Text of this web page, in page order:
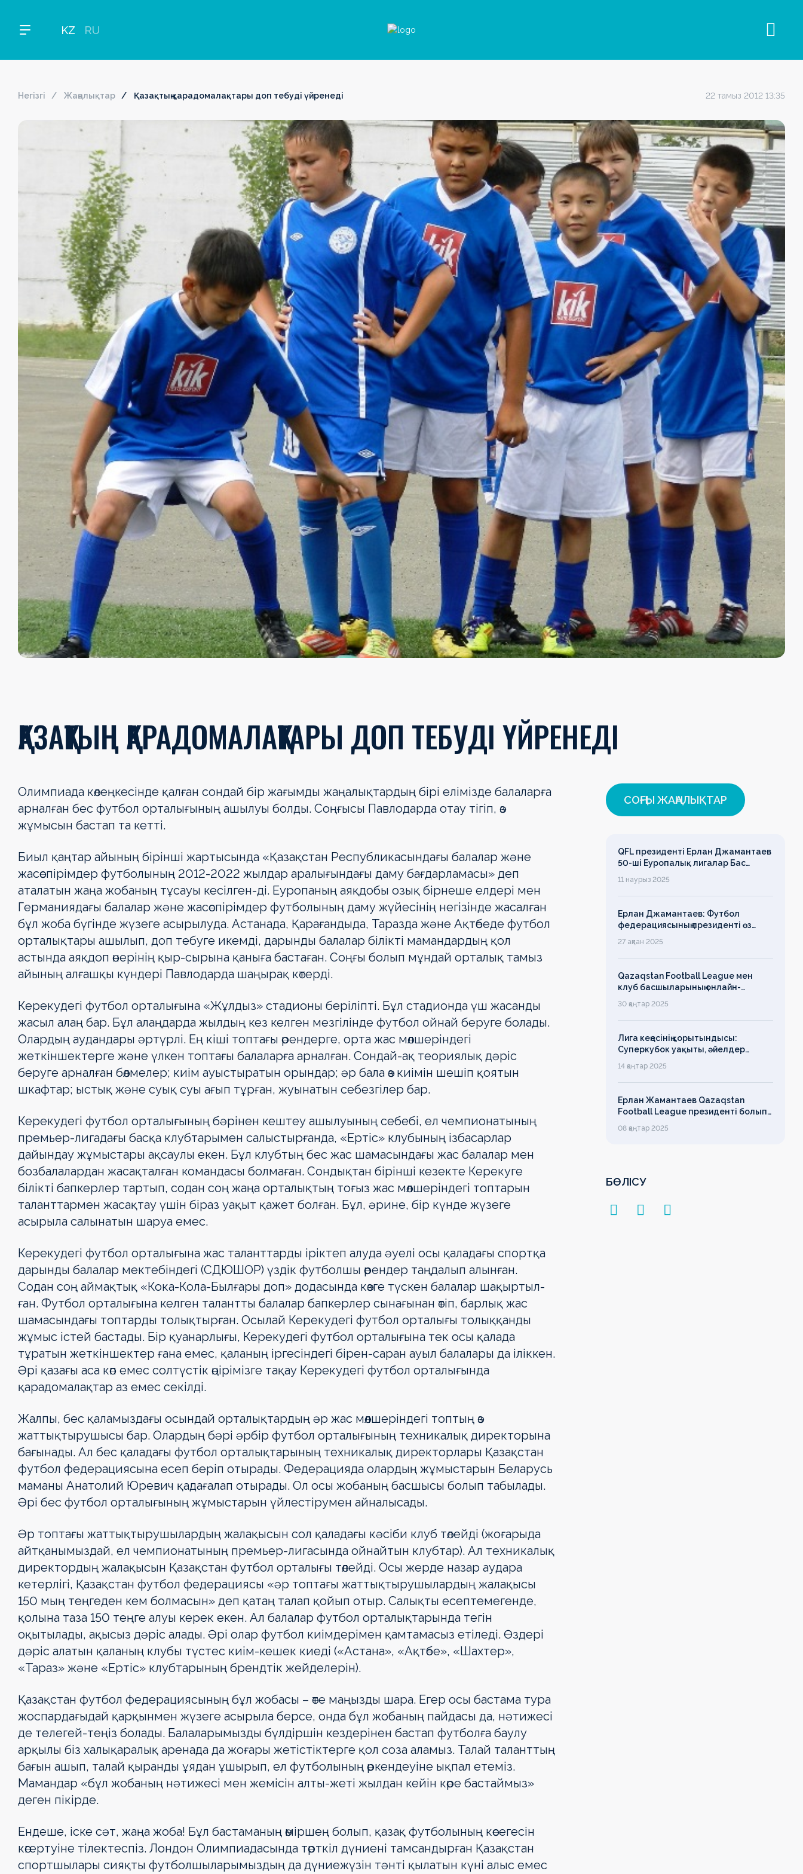
KZ RU
OLIMPBET
ПРЕМЬЕР-
Жаңалықтар
1XBET
БІРІНШІ
Жаңалықтар
OLIMPBET
КУБОК
Жаңалықтар
Күнтізбе
ЕКІНШІ
ЛИГА
Жаңалықтар
Күнтізбе
OLIMPBET
СУПЕРКУБОК
Жаңалықтар
Күнтізбе
ӘЙЕЛДЕР
ЛИГАСЫ
Жаңалықтар
Күнтізбе
ӘЙЕЛДЕР
КУБОГЫ
Жаңалықтар
Күнтізбе
1ХВЕТ ЛИГА
КУБОГЫ
Жаңалықтар
Күнтізбе
Басшылық
Негізгі Жаңалықтар Қазақтың қарадомалақтары доп тебуді үйренеді 22 тамыз 2012 13:35
ҚАЗАҚТЫҢ ҚАРАДОМАЛАҚТАРЫ ДОП ТЕБУДІ ҮЙРЕНЕДІ
Олимпиада көлеңкесінде қалған сондай бір жағымды жаңалықтардың бірі елімізде балаларға
арналған бес футбол орталығының ашылуы болды. Соңғысы Павлодарда отау тігіп, өз
жұмысын бастап та кетті.
Биыл қаңтар айының бірінші жар­ты­сын­да «Қазақстан Республикасындағы бала­лар және
жасөспірімдер футболының 2012-2022 жылдар аралығындағы даму бағ­дарламасы» деп
аталатын жаңа жобаның тұсауы кесілген-ді. Еуропаның аяқ­добы озық бірнеше елдері мен
Гер­маниядағы балалар және жасөс­пі­рім­дер футболының даму жүйесінің негізінде жасалған
бұл жоба бүгінде жүзеге асы­ры­луда. Астанада, Қарағандыда, Таразда және Ақтөбеде футбол
орталықтары ашы­лып, доп тебуге икемді, дарынды балалар білікті мамандардың қол
астында аяқдоп өнерінің қыр-сырына қаныға бастаған. Соңғы болып мұндай орталық тамыз
айы­ның алғашқы күндері Павлодарда ша­ңы­рақ көтерді.
Керекудегі футбол орталығына «Жұл­дыз» стадионы беріліпті. Бұл стадионда үш жасанды
жасыл алаң бар. Бұл алаңдарда жылдың кез келген мезгілінде футбол ойнай беруге болады.
Олардың аудандары әртүрлі. Ең кіші топтағы өрендерге, орта жас мөлшеріндегі
жеткіншектерге және үлкен топтағы балаларға арналған. Сон­дай-ақ теориялық дәріс
беруге арналған бөлмелер; киім ауыстыратын орындар; әр бала өз киімін шешіп қоятын
шкафтар; ыстық және суық суы ағып тұрған, жуы­на­тын себезгілер бар.
Керекудегі футбол орталығының бәрі­нен кештеу ашылуының себебі, ел чем­пио­на­тының
премьер-лигадағы басқа клуб­та­рымен салыстырғанда, «Ертіс» клубының ізбасарлар
дайындау жұмыстары ақсаулы екен. Бұл клубтың бес жас шамасындағы жас балалар мен
бозбалалардан жасақтал­ған командасы болмаған. Сондықтан бірінші кезекте Керекуге
білікті бапкерлер тартып, содан соң жаңа орталықтың тоғыз жас мөлшеріндегі топтарын
таланттармен жасақтау үшін біраз уақыт қажет болған. Бұл, әрине, бір күнде жүзеге
асырыла салынатын шаруа емес.
Керекудегі футбол орталығына жас талант­тарды іріктеп алуда әуелі осы қала­да­ғы спортқа
дарынды балалар мек­те­біндегі (СДЮШОР) үздік футболшы өрен­дер таңдалып алынған.
Содан соң ай­мақ­тық «Кока-Кола-Былғары доп» дода­сында көзге түскен балалар шақыр­тыл­
ған. Футбол орталығына келген талант­ты балалар бапкерлер сынағынан өтіп, бар­лық жас
шамасындағы топтарды толық­тырған. Осылай Керекудегі футбол орталығы толыққанды
жұмыс істей бас­тады. Бір қуанарлығы, Керекудегі футбол орталығына тек осы қалада
тұратын жет­кіншектер ғана емес, қаланың іргесін­дегі бірен-саран ауыл балалары да іліккен.
Әрі қазағы аса көп емес солтүстік өңірімізге тақау Керекудегі футбол орталығында
қарадомалақтар аз емес секілді.
Жалпы, бес қаламыздағы осындай орта­лықтардың әр жас мөлшеріндегі топтың өз
жаттықтырушысы бар. Олардың бәрі әрбір футбол орталығының техни­ка­лық директорына
бағынады. Ал бес қаладағы футбол орталықтарының техни­калық директорлары Қазақстан
футбол федерациясына есеп беріп отырады. Федерацияда олардың жұмыстарын Бела­русь
маманы Анатолий Юревич қадағалап отырады. Ол осы жобаның басшысы болып табылады.
Әрі бес футбол орталығының жұмыстарын үйлестірумен айналысады.
Әр топтағы жаттықтырушылардың жалақысын сол қаладағы кәсіби клуб төлейді (жоғарыда
айтқанымыздай, ел чемпионатының премьер-лигасында ойнай­тын клубтар). Ал техникалық
дирек­тордың жалақысын Қазақстан футбол орталығы төлейді. Осы жерде назар ауда­ра
кетерлігі, Қазақстан футбол феде­рациясы «әр топтағы жаттықтырушылардың жалақысы
150 мың теңгеден кем болма­сын» деп қатаң талап қойып отыр. Салықты есептемегенде,
қолына таза 150 теңге алуы керек екен. Ал балалар футбол орта­лық­тарында тегін
оқытылады, ақысыз дәріс алады. Әрі олар футбол киімдерімен қамтамасыз етіледі. Өздері
дәріс алатын қаланың клубы түстес киім-кешек киеді («Астана», «Ақтөбе», «Шахтер»,
«Тараз» және «Ертіс» клубтарының брендтік жей­делерін).
Қазақстан футбол федерациясының бұл жобасы – өте маңызды шара. Егер осы бастама тура
жоспардағыдай қарқынмен жүзеге асырыла берсе, онда бұл жобаның пайдасы да, нәтижесі
де телегей-теңіз бола­ды. Балаларымызды бүлдіршін кез­де­рінен бастап футболға баулу
арқылы біз халық­аралық аренада да жоғары жетіс­тіктерге қол соза аламыз. Талай таланттың
бағын ашып, талай қыранды ұядан ұшы­рып, ел футболының өркендеуіне ықпал етеміз.
Мамандар «бұл жобаның нәтижесі мен жемісін алты-жеті жылдан кейін көре бастаймыз»
деген пікірде.
Ендеше, іске сәт, жаңа жоба! Бұл баста­ма­ның өміршең болып, қазақ футболының көсегесін
көгертуіне тілектеспіз. Лондон Олим­пиадасында төрткіл дүниені там­сан­дыр­ған Қазақстан
спортшылары сияқ­ты фут­болшыларымыздың да дүние­жү­зін тәнті қылатын күні алыс емес
СОҢҒЫ ЖАҢАЛЫҚТАР
QFL президенті Ерлан Джамантаев
50-ші Еуропалық лигалар Бас
11 наурыз 2025
Ерлан Джамантаев: Футбол
федерациясының президенті өз
алайда оның сөзі түкке тұрмайды!
27 ақпан 2025
Qazaqstan Football League мен
клуб басшыларының онлайн-
бойынша баспасөз-релизі
30 қаңтар 2025
Лига кеңесінің қорытындысы:
Суперкубок уақыты, әйелдер
лимит
14 қаңтар 2025
Ерлан Жамантаев Qazaqstan
Football League президенті болып
08 қаңтар 2025
БӨЛІСУ